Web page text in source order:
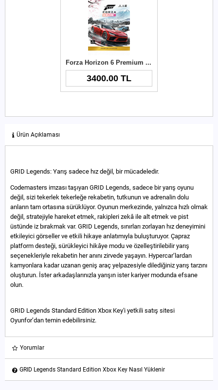
Forza Horizon 6 Premium Upgrade Xbox Key
3400.00 TL
Ürün Açıklaması
GRID Legends: Yarış sadece hız değil, bir mücadeledir.
Codemasters imzası taşıyan GRID Legends, sadece bir yarış oyunu
değil, sizi tekerlek tekerleğe rekabetin, tutkunun ve adrenalin dolu
anların tam ortasına sürüklüyor. Oyunun merkezinde, yalnızca hızlı olmak
değil, stratejiyle hareket etmek, rakipleri zekâ ile alt etmek ve pist
üstünde iz bırakmak var. GRID Legends, sınırları zorlayan hız deneyimini
etkileyici görseller ve etkili hikaye anlatımıyla buluşturuyor. Çapraz
platform desteği, sürükleyici hikâye modu ve özelleştirilebilir yarış
seçenekleriyle rekabetin her anını zirvede yaşayın. Hypercar’lardan
kamyonlara kadar uzanan geniş araç yelpazesiyle dilediğiniz yarış tarzını
oluşturun. İster arkadaşlarınızla yarışın ister kariyer modunda efsane
olun.
GRID Legends Standard Edition Xbox Key'i yetkili satış sitesi
Oyunfor’dan temin edebilirsiniz.
Yorumlar
GRID Legends Standard Edition Xbox Key Nasıl Yüklenir